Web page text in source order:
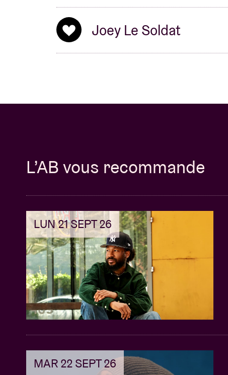
Joey Le Soldat
L’AB vous recommande
LUN 21 SEPT 26
MAR 22 SEPT 26